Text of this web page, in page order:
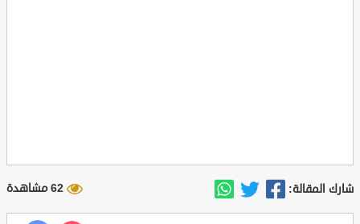
شارك المقالة: 62 مشاهدة